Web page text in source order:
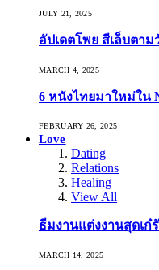
JULY 21, 2025
อัปเดตโพย สีเล็บตาม
MARCH 4, 2025
6 หนังไทยมาใหม่ใน
FEBRUARY 26, 2025
Love
Dating
Relations
Healing
View All
ธีมงานแต่งงานสุดเก๋
MARCH 14, 2025